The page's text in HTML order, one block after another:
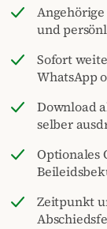
und
Sofort
WhatsApp
Download
selber
Optionales
Zeitpunkt